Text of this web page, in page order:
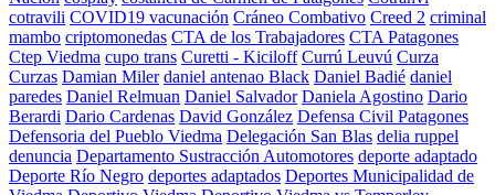
cotravili COVID19 vacunación Cráneo Combativo Creed 2 criminal
mambo criptomonedas CTA de los Trabajadores CTA Patagones
Ctep Viedma cupo trans Curetti - Kiciloff Currú Leuvú Curza
Curzas Damian Miler daniel antenao Black Daniel Badié daniel
paredes Daniel Relmuan Daniel Salvador Daniela Agostino Dario
Berardi Dario Cardenas David González Defensa Civil Patagones
Defensoria del Pueblo Viedma Delegación San Blas delia ruppel
denuncia Departamento Sustracción Automotores deporte adaptado
Deporte Río Negro deportes adaptados Deportes Municipalidad de